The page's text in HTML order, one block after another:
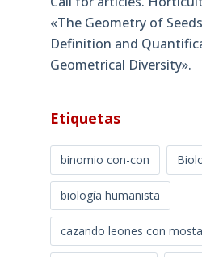
«The Geometry of
Definition and
Geometrical Diversity»​.
Etiquetas
binomio con-con
biología humanista
cazando leones con